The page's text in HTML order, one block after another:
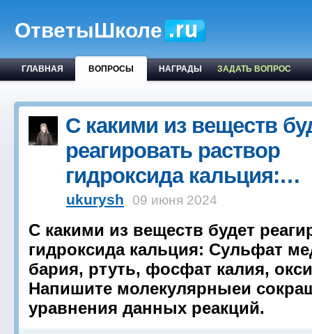
ОтветыШколе
ГЛАВНАЯ ВОПРОСЫ НАГРАДЫ ЗАДАТЬ ВОПРОС
С какими из веществ
реагировать раствор
гидроксида кальция:…
ukurysh 09 июня 2024
С какими из веществ будет
гидроксида кальция: Сульфат
бария, ртуть, фосфат калия,
Напишите молекулярныеи
уравнения данных реакций.